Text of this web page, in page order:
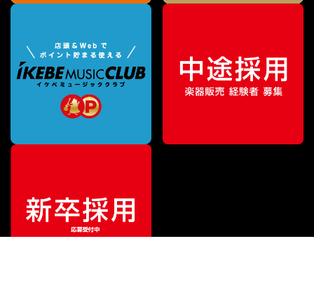
販売価格 ¥25,630（税込）
¥15,791（税込）